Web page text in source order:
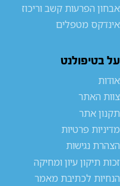
אבחון הפרעות קשב וריכוז
אינדקס מטפלים
על בטיפולנט
אודות
צוות האתר
תקנון אתר
מדיניות פרטיות
הצהרת נגישות
זכות תיקון עיון ומחיקה
הנחיות לכתיבת מאמר